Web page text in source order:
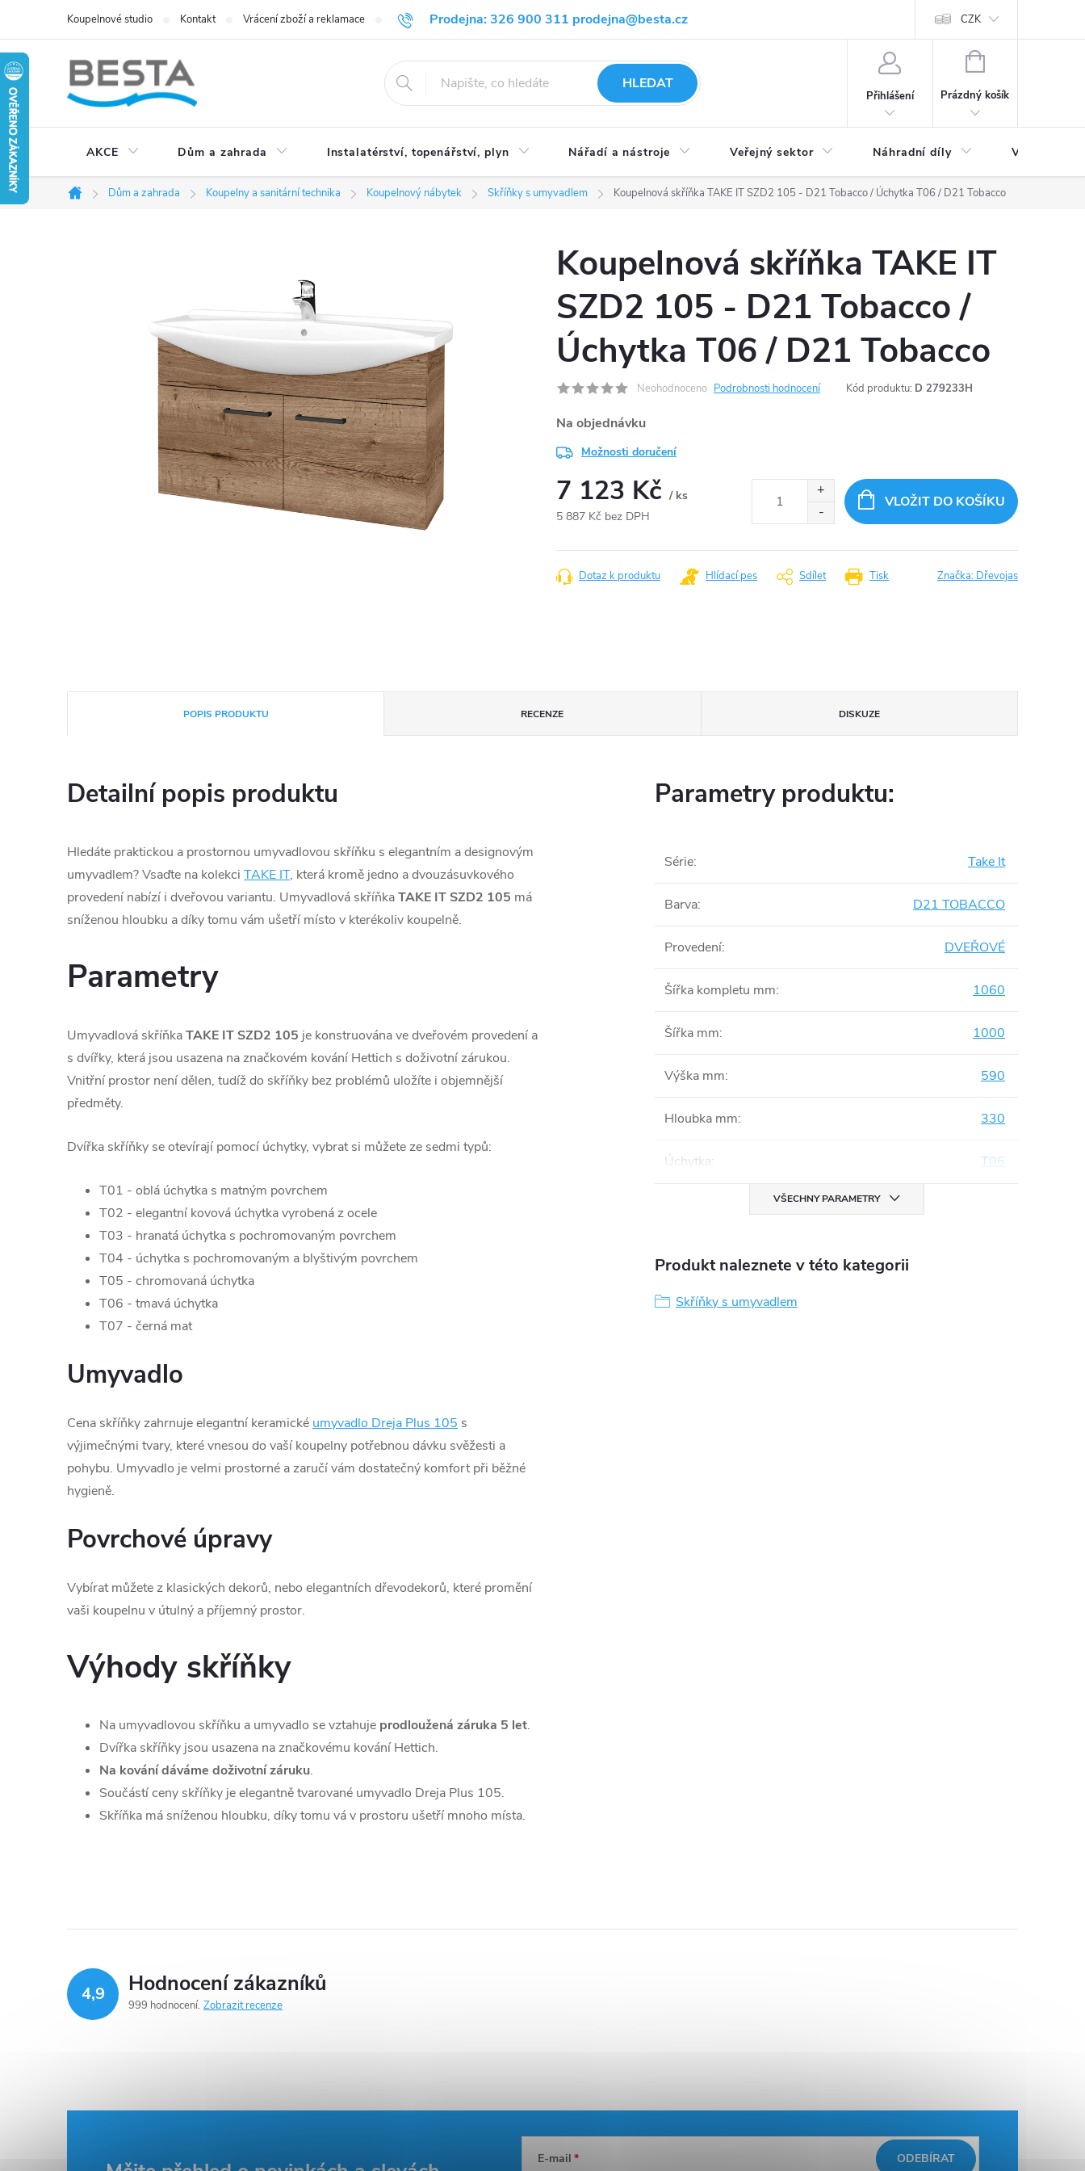
obsah
Prodejna: 326 900 311 prodejna@besta.cz
Koupelnové studio Kontakt Vrácení zboží a reklamace Blog Obchodní podmínky Ochrana osobních údajů CZK
HLEDAT
Přihlášení
NÁKUPNÍ
Prázdný košík
AKCE Dům a zahrada Instalatérství, topenářství, plyn Nářadí a nástroje Veřejný sektor Náhradní díly Výprodej a
Domů
Dům a zahrada Koupelny a sanitární technika Koupelnový nábytek Skříňky s umyvadlem Koupelnová skříňka TAKE IT SZD2 105 - D21 Tobacco / Úchytka T06 / D21 Tobacco
Koupelnová skříňka TAKE IT
SZD2 105 - D21 Tobacco /
Úchytka T06 / D21 Tobacco
Neohodnoceno Podrobnosti hodnocení Kód produktu: D 279233H
Na objednávku
Možnosti doručení
7 123 Kč / ks
5 887 Kč bez DPH
cena:
VLOŽIT DO KOŠÍKU
Tisk
Dotaz k produktu Hlídací pes Sdílet Značka: Dřevojas
POPIS PRODUKTU RECENZE DISKUZE
Detailní popis produktu
Hledáte praktickou a prostornou umyvadlovou skříňku s elegantním a designovým
umyvadlem? Vsaďte na kolekci TAKE IT, která kromě jedno a dvouzásuvkového
provedení nabízí i dveřovou variantu. Umyvadlová skříňkaTAKE IT SZD2 105 má
sníženou hloubku a díky tomu vám ušetří místo v kterékoliv koupelně.
Parametry
Umyvadlová skříňkaTAKE IT SZD2 105 je konstruována ve dveřovém provedení a
s dvířky, která jsou usazena na značkovém kování Hettich s doživotní zárukou.
Vnitřní prostor není dělen, tudíž do skříňky bez problémů uložíte i objemnější
předměty.
Dvířka skříňky se otevírají pomocí úchytky, vybrat si můžete ze sedmi typů:
T01 - oblá úchytka s matným povrchem
T02 - elegantní kovová úchytka vyrobená z ocele
T03 - hranatá úchytka s pochromovaným povrchem
T04 - úchytka s pochromovaným a blyštivým povrchem
T05 - chromovaná úchytka
T06 - tmavá úchytka
T07 - černá mat
Umyvadlo
Cena skříňky zahrnuje elegantní keramické umyvadlo Dreja Plus 105 s
výjimečnými tvary, které vnesou do vaší koupelny potřebnou dávku svěžesti a
pohybu. Umyvadlo je velmi prostorné a zaručí vám dostatečný komfort při běžné
hygieně.
Povrchové úpravy
Vybírat můžete z klasických dekorů, nebo elegantních dřevodekorů, které promění
vaši koupelnu v útulný a příjemný prostor.
Výhody skříňky
Na umyvadlovou skříňku a umyvadlo se vztahuje prodloužená záruka 5 let.
Dvířka skříňky jsou usazena na značkovému kování Hettich.
Na kování dáváme doživotní záruku.
Součástí ceny skříňky je elegantně tvarované umyvadlo Dreja Plus 105.
Skříňka má sníženou hloubku, díky tomu vá v prostoru ušetří mnoho místa.
Parametry produktu:
Série: Take It
Barva: D21 TOBACCO
Provedení: DVEŘOVÉ
Šířka kompletu mm: 1060
Šířka mm: 1000
Výška mm: 590
Hloubka mm: 330
Úchytka: T06
VŠECHNY PARAMETRY
Produkt naleznete v této kategorii
Skříňky s umyvadlem
4,9 Hodnocení zákazníků
999 hodnocení Zobrazit recenze
E-mail ODEBÍRAT